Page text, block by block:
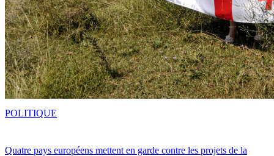
Quatre pays européens mettent en garde contre les projets de la
POLITIQUE